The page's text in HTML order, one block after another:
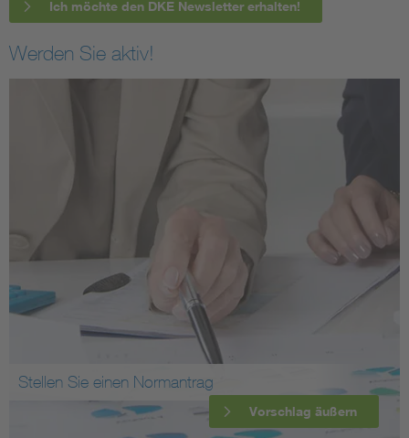
Ich möchte den DKE Newsletter erhalten!
Werden Sie aktiv!
Stellen Sie einen Normantrag
Vorschlag äußern